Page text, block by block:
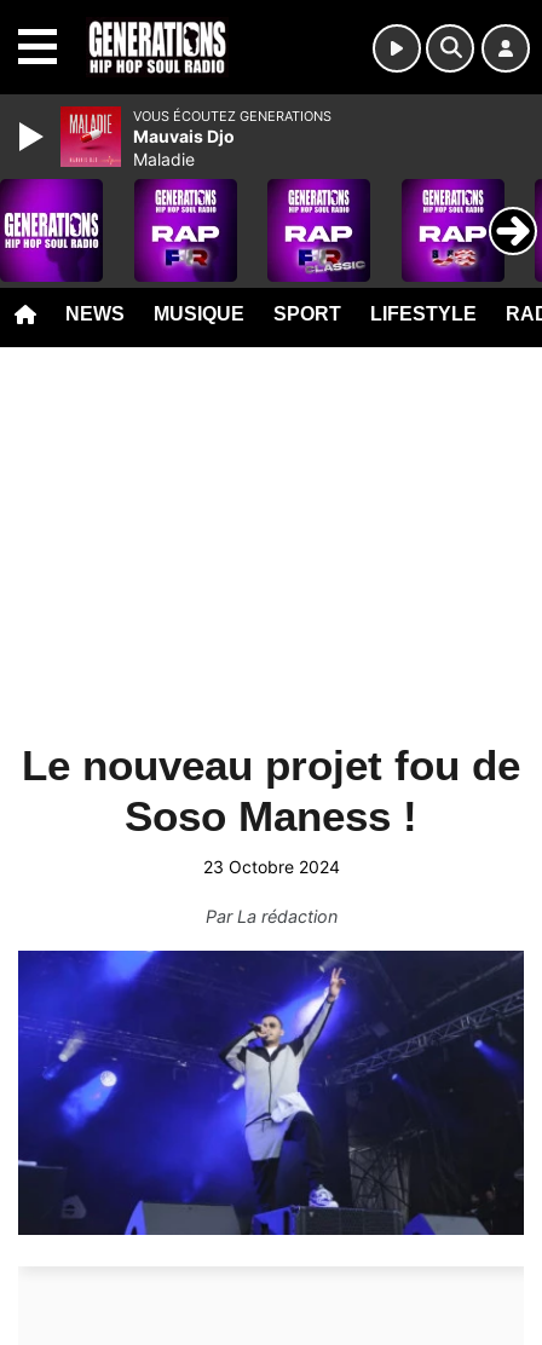
NEWS MUSIQUE SPORT LIFESTYLE
Le nouveau projet fou de
Soso Maness !
23 Octobre 2024
ParLa rédaction
VOUS ÉCOUTEZ GENERATIONS
Mauvais Djo
Maladie